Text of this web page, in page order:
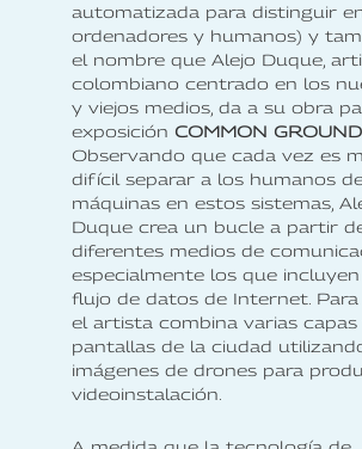
automatizada para distinguir
ordenadores y humanos) y
el nombre que Alejo Duque,
colombiano centrado en los
y viejos medios, da a su obra
exposición COMMON
Observando que cada vez es
difícil separar a los humanos
máquinas en estos sistemas,
Duque crea un bucle a partir
diferentes medios de
especialmente los que incluyen
flujo de datos de Internet. Para
el artista combina varias capas
pantallas de la ciudad
imágenes de drones para
videoinstalación.